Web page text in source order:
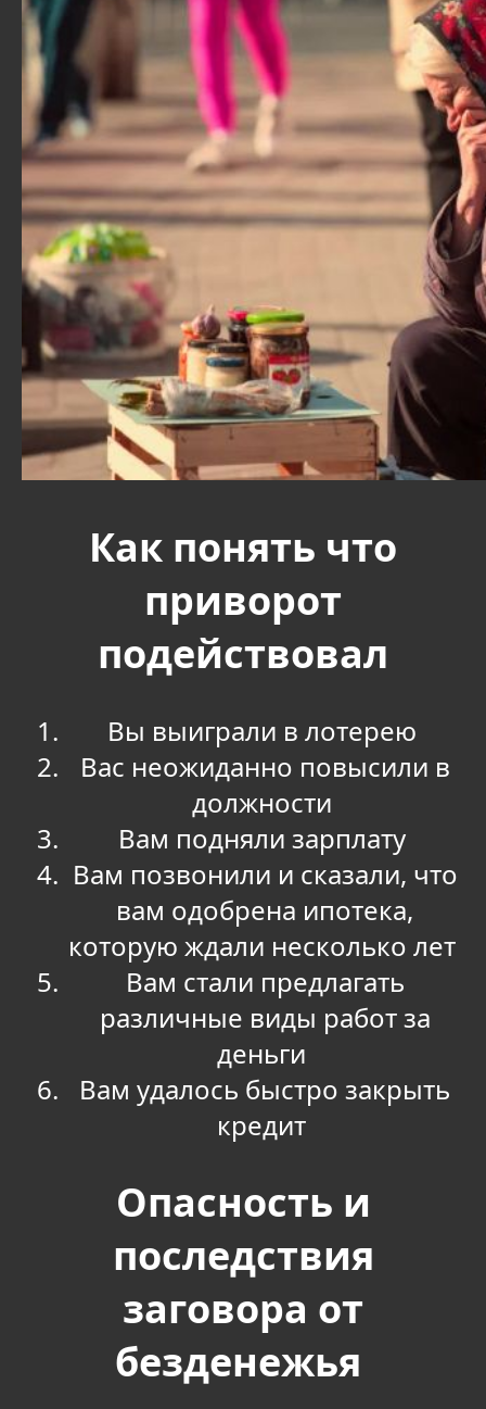
Как понять что
приворот
подействовал
Вы выиграли в лотерею
Вас неожиданно повысили в
должности
Вам подняли зарплату
Вам позвонили и сказали, что
вам одобрена ипотека,
которую ждали несколько лет
Вам стали предлагать
различные виды работ за
деньги
Вам удалось быстро закрыть
кредит
Опасность и
последствия
заговора от
безденежья